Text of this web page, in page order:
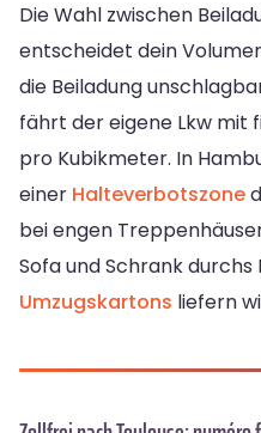
Die Wahl zwischen
entscheidet dein
die Beiladung
fährt der eigene Lkw mit
pro Kubikmeter. In
einer Halteverbotszone
bei engen
Sofa und Schrank
Umzugskartons liefern